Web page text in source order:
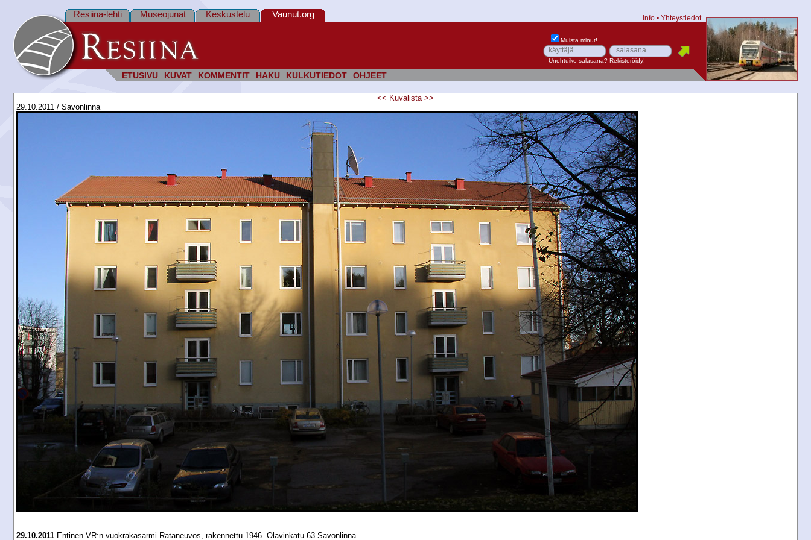
ETUSIVU KUVAT KOMMENTIT HAKU KULKUTIEDOT OHJEET
Resiina-lehti Museojunat Keskustelu Vaunut.org Info • Yhteystiedot
Muista minut!
Unohtuiko salasana? Rekisteröidy!
<< Kuvalista >>
29.10.2011 / Savonlinna
29.10.2011 Entinen VR:n vuokrakasarmi Rataneuvos, rakennettu 1946. Olavinkatu 63 Savonlinna.